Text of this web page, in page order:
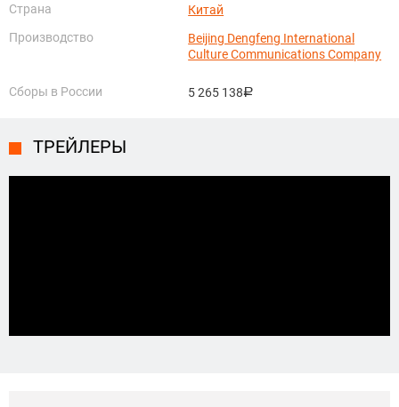
Страна
Китай
Производство
Beijing Dengfeng International
Culture Communications Company
Сборы в России 5 265 138руб.
ТРЕЙЛЕРЫ